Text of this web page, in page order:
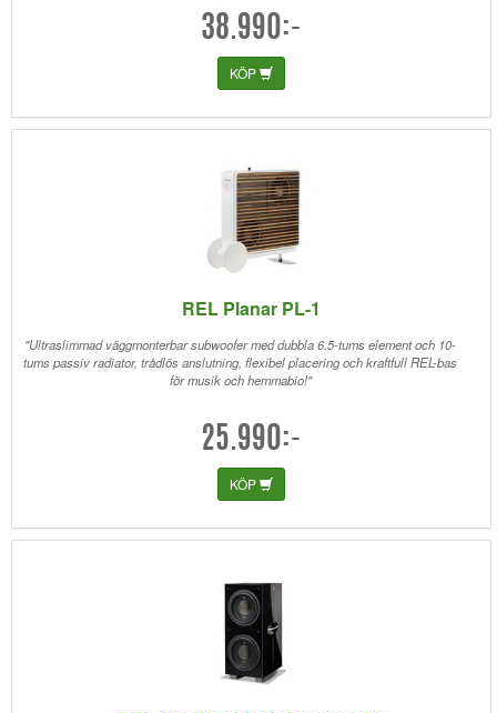
38.990:-
KÖP
REL Planar PL-1
"Ultraslimmad väggmonterbar subwoofer med dubbla 6.5-tums element och 10-
tums passiv radiator, trådlös anslutning, flexibel placering och kraftfull REL-bas
för musik och hemmabio!"
25.990:-
KÖP